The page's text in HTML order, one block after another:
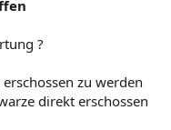
?
zu werden
direkt erschossen